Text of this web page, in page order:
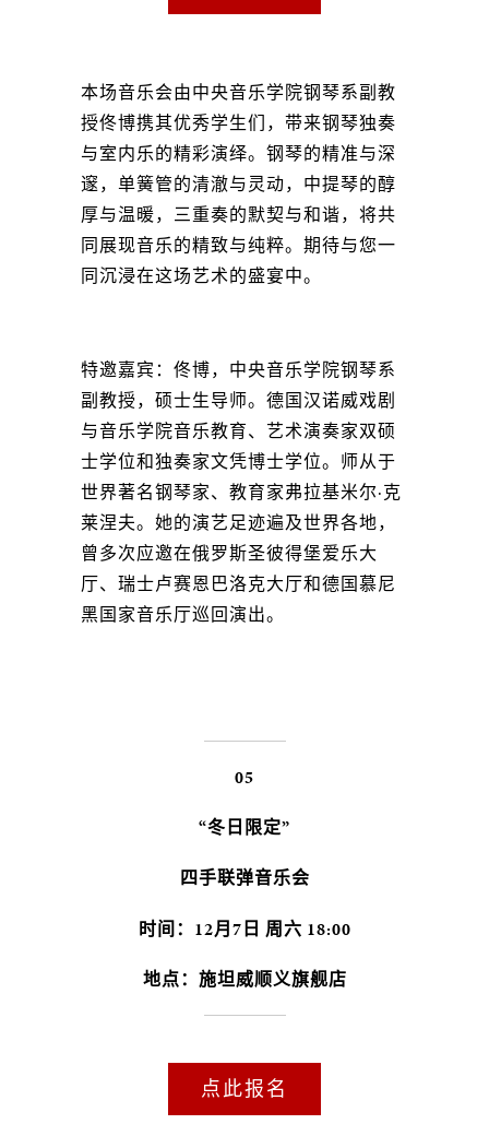
本场音乐会由中央音乐学院钢琴系副教
授佟博携其优秀学生们，带来钢琴独奏
与室内乐的精彩演绎。钢琴的精准与深
邃，单簧管的清澈与灵动，中提琴的醇
厚与温暖，三重奏的默契与和谐，将共
同展现音乐的精致与纯粹。期待与您一
同沉浸在这场艺术的盛宴中。
特邀嘉宾：佟博，中央音乐学院钢琴系
副教授，硕士生导师。德国汉诺威戏剧
与音乐学院音乐教育、艺术演奏家双硕
士学位和独奏家文凭博士学位。师从于
世界著名钢琴家、教育家弗拉基米尔·克
莱涅夫。她的演艺足迹遍及世界各地，
曾多次应邀在俄罗斯圣彼得堡爱乐大
厅、瑞士卢赛恩巴洛克大厅和德国慕尼
黑国家音乐厅巡回演出。
05
“冬日限定”
四手联弹音乐会
时间：12月7日 周六 18:00
地点：施坦威顺义旗舰店
点此报名